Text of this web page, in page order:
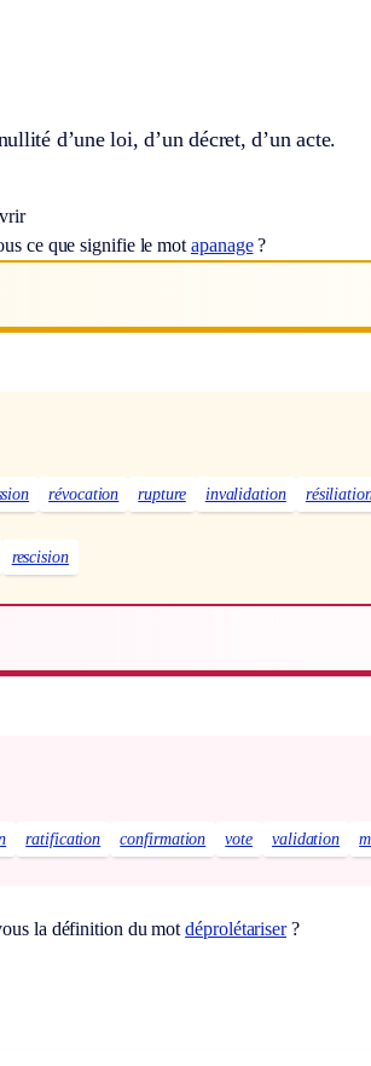
d’une loi, d’un décret, d’un acte.
ce que signifie le mot apanage?
révocation rupture invalidation
rescision
ratification confirmation vote validation
la définition du motdéprolétariser?